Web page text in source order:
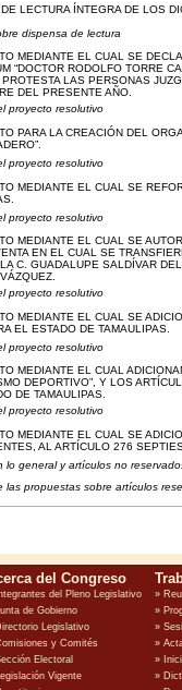
LECTURA ÍNTEGRA DE LOS
dispensa de lectura
MEDIANTE EL CUAL SE
“DOCTOR RODOLFO TORRE
PROTESTA LAS PERSONAS
DEL PRESENTE AÑO.
proyecto resolutivo
PARA LA CREACIÓN DEL
proyecto resolutivo
MEDIANTE EL CUAL SE
proyecto resolutivo
MEDIANTE EL CUAL SE
EN EL CUAL SE
C. GUADALUPE SALDÍVAR
proyecto resolutivo
MEDIANTE EL CUAL SE
EL ESTADO DE TAMAULIPAS.
proyecto resolutivo
MEDIANTE EL CUAL
DEPORTIVO”, Y LOS
DE TAMAULIPAS.
proyecto resolutivo
MEDIANTE EL CUAL SE
AL ARTÍCULO 276
lo general y artículos no
las propuestas sobre artículos